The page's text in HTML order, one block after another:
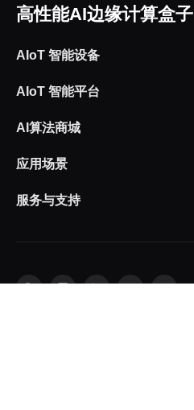
高性能AI边缘计算盒子
AIoT 智能设备
AIoT 智能平台
AI算法商城
应用场景
服务与支持